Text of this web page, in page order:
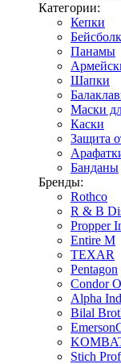
Категории:
Кепки
Панамы
Шапки
Маски
Каски
Защита
Банданы
Бренды:
Rothco
R & B
Propper
Entire M
TEXAR
Pentagon
Condor
Alpha
Bilal
Stich